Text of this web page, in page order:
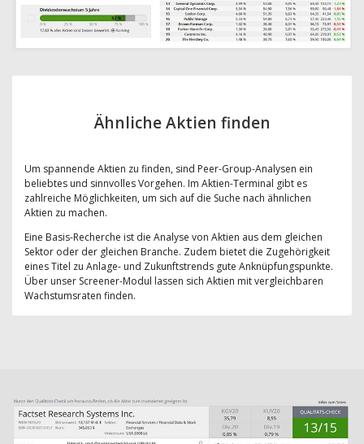
Ähnliche Aktien finden
Um spannende Aktien zu finden, sind Peer-Group-Analysen ein
beliebtes und sinnvolles Vorgehen. Im Aktien-Terminal gibt es
zahlreiche Möglichkeiten, um sich auf die Suche nach ähnlichen
Aktien zu machen.
Eine Basis-Recherche ist die Analyse von Aktien aus dem gleichen
Sektor oder der gleichen Branche. Zudem bietet die Zugehörigkeit
eines Titel zu Anlage- und Zukunftstrends gute Anknüpfungspunkte.
Über unser Screener-Modul lassen sich Aktien mit vergleichbaren
Wachstumsraten finden.